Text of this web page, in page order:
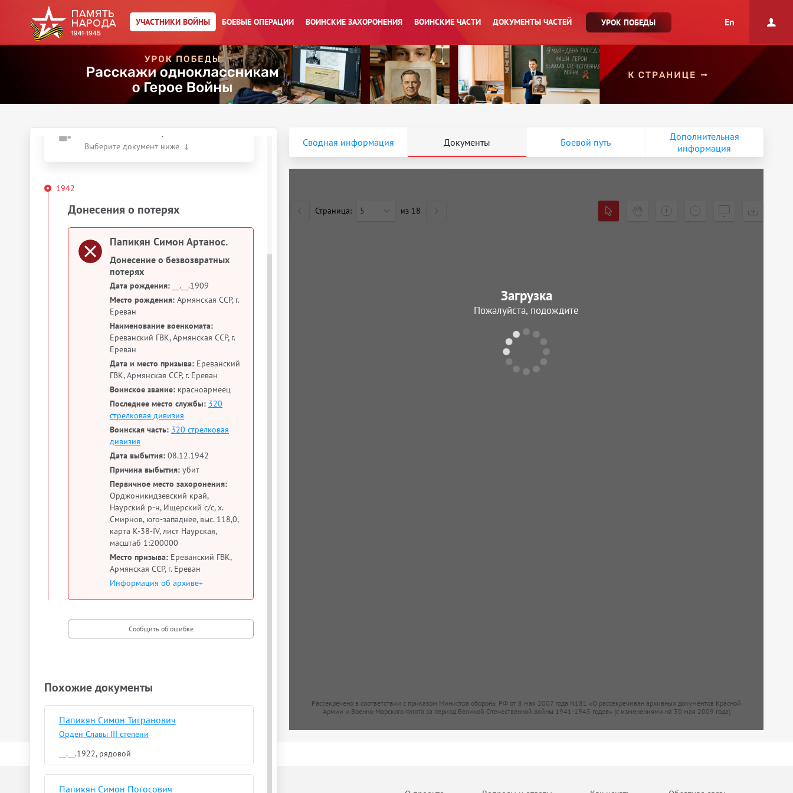
УЧАСТНИКИ ВОЙНЫ БОЕВЫЕ ОПЕРАЦИИ ВОИНСКИЕ ЗАХОРОНЕНИЯ ВОИНСКИЕ ЧАСТИ ДОКУМЕНТЫ ЧАСТЕЙ УРОК ПОБЕДЫ En
Главная страница
←К результатам поиска
Папикян Симон Артанос.
Скачать документы
Выберите документ ниже
1942
Донесения о потерях
Папикян Симон Артанос.
Донесение о безвозвратных
потерях
Дата рождения: __.__.1909
Место рождения: Армянская ССР, г.
Ереван
Наименование военкомата:
Ереванский ГВК, Армянская ССР, г.
Ереван
Дата и место призыва: Ереванский
ГВК, Армянская ССР, г. Ереван
Воинское звание: красноармеец
Последнее место службы: 320
стрелковая дивизия
Воинская часть: 320 стрелковая
дивизия
Дата выбытия: 08.12.1942
Причина выбытия: убит
Первичное место захоронения:
Орджоникидзевский край,
Наурский р-н, Ищерский с/с, х.
Смирнов, юго-западнее, выс. 118,0,
карта К-38-IV, лист Наурская,
масштаб 1:200000
Место призыва: Ереванский ГВК,
Армянская ССР, г. Ереван
Информация об архиве+
Похожие документы
Папикян Симон Тигранович
Орден Славы III степени
__.__.1922, рядовой
Папикян Симон Погосович
Сводная информация Документы Боевой путь
Дополнительная
информация
Страница: 5 из 18
Рассекречено в соответствии с приказом Министра обороны РФ от 8 мая 2007 года N181 «О рассекречиван архивных документов Красной
Армии и Военно-Морского Флота за период Великой Отечественной войны 1941-1945 годов» (с изменениями на 30 мая 2009 года)
Загрузка
Пожалуйста, подождите